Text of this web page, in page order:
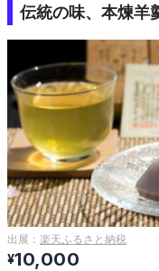
伝統の味、本煉羊
出展： 楽天ふるさと納税
¥10,000